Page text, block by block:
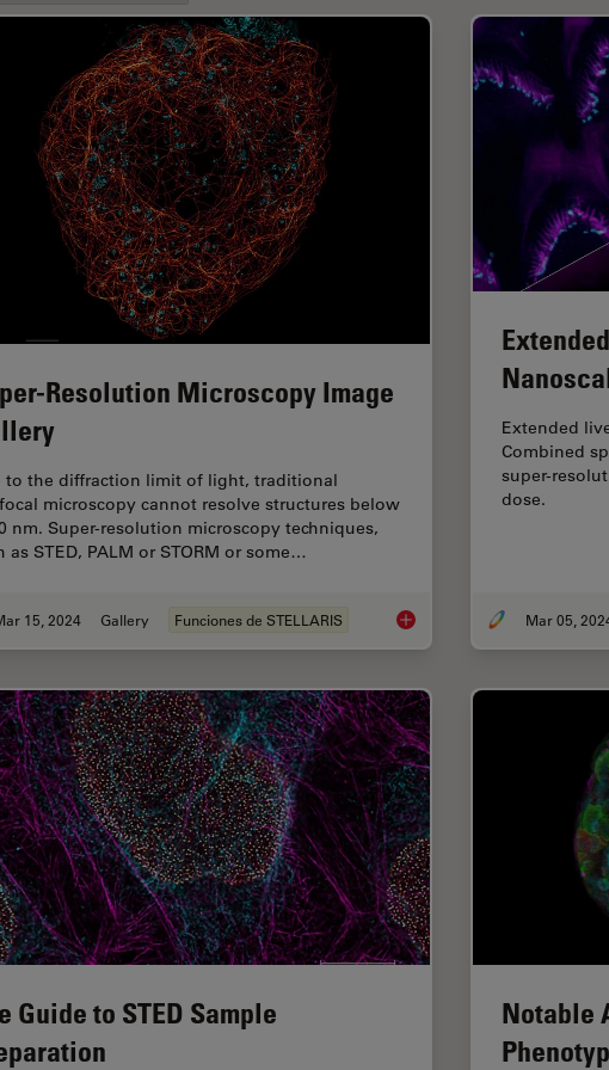
Resolution Microscopy Image
to the diffraction limit of light, traditional
microscopy cannot resolve structures below
nm. Super-resolution microscopy techniques,
as STED, PALM or STORM or some…
15, 2024 Gallery Funciones de STELLARIS Super-Resolution Microscopy
Extended
Combined
super-
dose.
Mar 05,
Guide to STED Sample
Notable